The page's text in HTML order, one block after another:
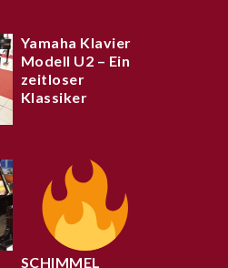
Yamaha Klavier
Modell U2 – Ein
zeitloser
Klassiker
SCHIMMEL